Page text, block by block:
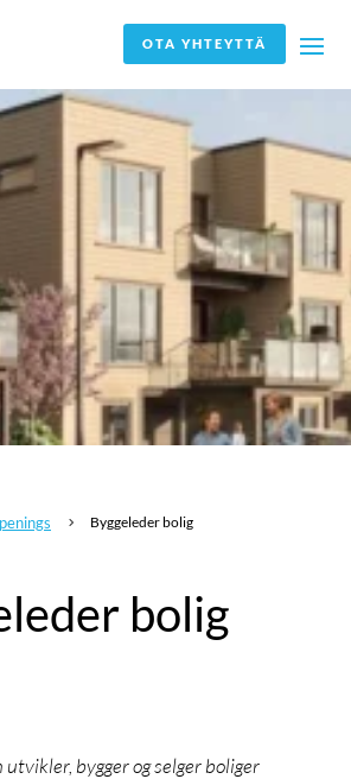
OTA YHTEYTTÄ
5 Byggeleder bolig
bolig
bygger og selger boliger